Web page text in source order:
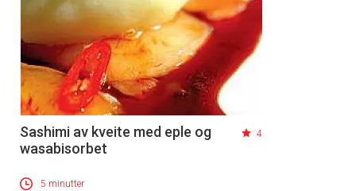
Sashimi av kveite med eple og
wasabisorbet
4
5 minutter